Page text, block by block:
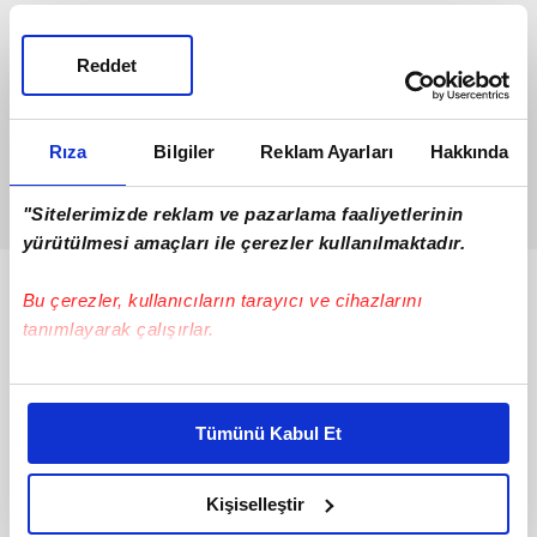
Rıza Bilgiler Reklam Ayarları Hakkında
"Sitelerimizde reklam ve pazarlama faaliyetlerinin
yürütülmesi amaçları ile çerezler kullanılmaktadır.
Bu çerezler, kullanıcıların tarayıcı ve cihazlarını
tanımlayarak çalışırlar.
Bu çerezlere izin vermeniz halinde sizlere özel
daha iyi reklam deneyimi yaşatabiliriz. Bunu yaparken
amacımızın size daha iyi bir reklam deneyimi sunmak
olduğunu ve sizlere en iyi içerikleri sunabilmek adına
elimizden gelen çabayı gösterdiğimizi ve bu noktada,
Tümünü Kabul Et
Kişiselleştir
Reddet
Bunlar da Var